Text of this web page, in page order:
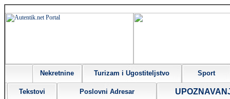
Nekretnine Turizam i Ugostiteljstvo Sport
Tekstovi Poslovni Adresar